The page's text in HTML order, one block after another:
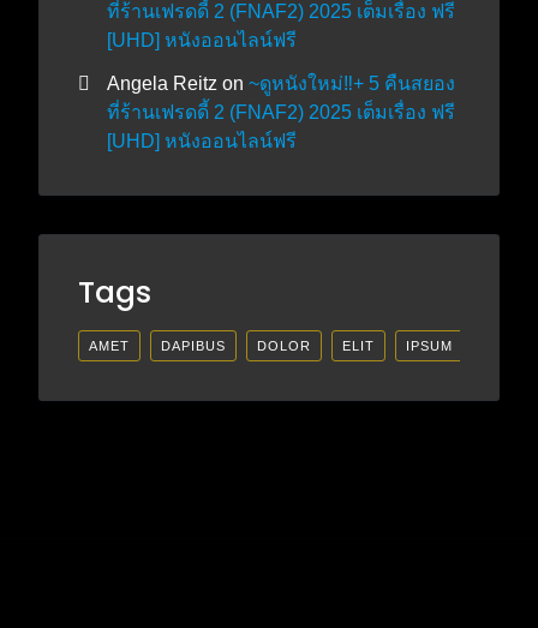
ที่ร้านเฟรดดี้ 2 (FNAF2) 2025 เต็มเรื่อง ฟรี
[UHD] หนังออนไลน์ฟรี
Angela Reitz on ~ดูหนังใหม่‼️+ 5 คืนสยอง
ที่ร้านเฟรดดี้ 2 (FNAF2) 2025 เต็มเรื่อง ฟรี
[UHD] หนังออนไลน์ฟรี
Tags
AMET DAPIBUS DOLOR ELIT IPSUM